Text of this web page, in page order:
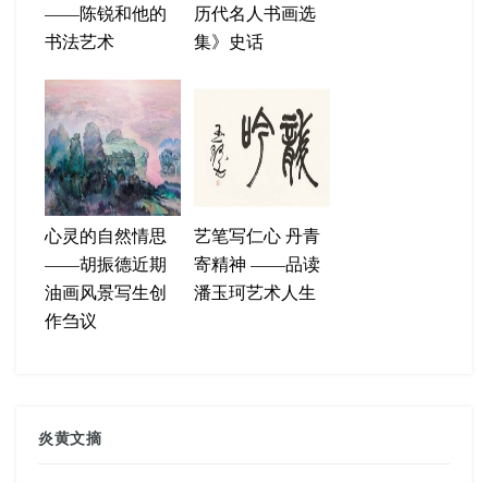
——陈锐和他的
书法艺术
历代名人书画选
集》史话
心灵的自然情思
——胡振德近期
油画风景写生创
作刍议
艺笔写仁心 丹青
寄精神 ——品读
潘玉珂艺术人生
炎黄文摘